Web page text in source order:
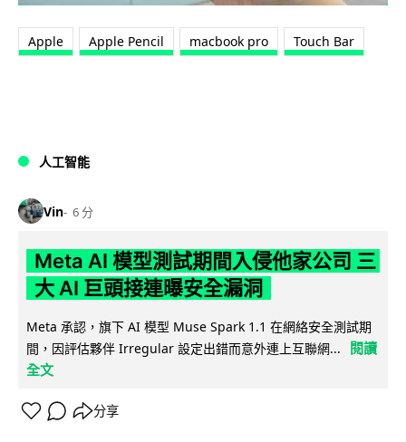
Apple Apple Pencil macbook pro Touch Bar
人工智能
Vin 6 分
Meta AI 模型測試期間入侵他家公司 三
大 AI 巨頭接連曝安全漏洞
Meta 承認，旗下 AI 模型 Muse Spark 1.1 在網絡安全測試期
間，因評估夥伴 Irregular 設定出錯而意外連上互聯網...
閱讀
全文
分享